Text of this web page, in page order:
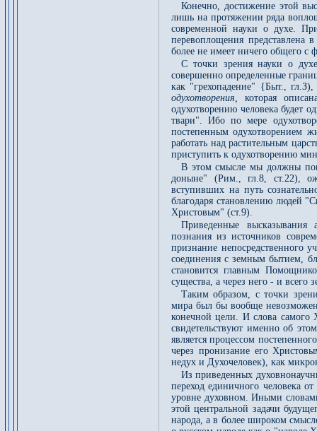
Конечно, достижение этой
лишь на протяжении ряда
современной науки о духе.
перевоплощения представлена
более не имеет ничего общего с
С точки зрения науки о
совершенно определенные
как "грехопадение" {Быт.,
одухотворения,которая
одухотворению человека будет
твари". Ибо по мере
постепенным одухотворением
работать над растительным
приступить к одухотворению
В этом смысле мы должны
доныне" (Рим., гл.8, ст.22),
вступивших на путь
благодаря становлению людей
Христовым" (ст.9).
Приведенные высказывания
познания из источников
признание непосредственного
соединения с земным бытием,
становится главным
существа, а через него - и всего
Таким образом, с точки
мира был бы вообще
конечной цели. И слова
свидетельствуют именно об
является процессом
через пронизание его
недух и Духочеловек), как
Из приведенных
переход единичного человека
уровне духовном. Иными
этой центральной задачи
народа, а в более широком